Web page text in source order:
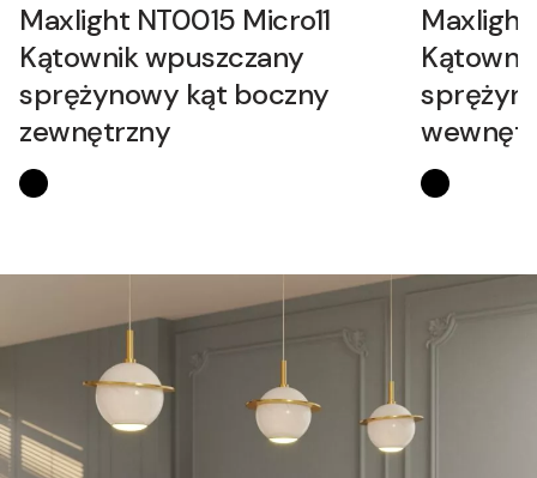
Maxlight NT0015 Micro11
Kątownik wpuszczany
sprężynowy kąt boczny
zewnętrzny
Maxlight